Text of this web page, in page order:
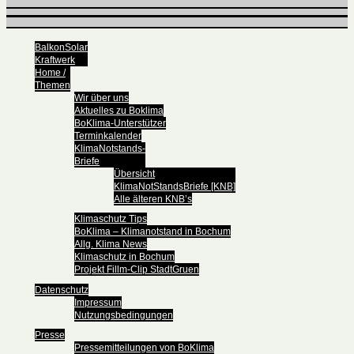
BalkonSolar
Kraftwerk
Home /
Themen
Wir über uns
Aktuelles zu Boklima
BoKlima-Unterstützer
Terminkalender
KlimaNotstands-
Briefe
Übersicht
KlimaNotStandsBriefe [KNB]
Alle älteren KNB’s
Klimaschutz Tips
BoKlima – Klimanotstand in Bochum
Allg. Klima News
Klimaschutz in Bochum
Projekt Fillm-Clip StadtGruen
Datenschutz
Impressum
Nutzungsbedingungen
Presse
Pressemitteilungen von BoKlima